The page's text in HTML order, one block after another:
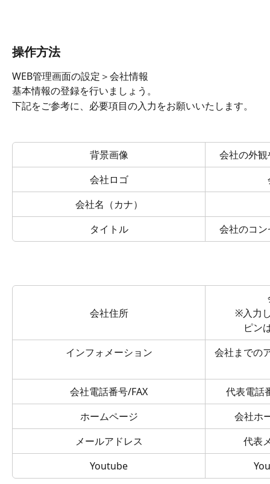
操作方法
WEB管理画面の設定＞会社情報
基本情報の登録を行いましょう。
下記をご参考に、必要項目の入力をお願いいたします。
背景画像
会社の外
会社ロゴ
会社名（カナ）
タイトル
会社のコ
会社住所
※入力
ピン
インフォメーション
会社までの
会社電話番号/FAX
代表電話
ホームページ
会社ホ
メールアドレス
代表
Youtube